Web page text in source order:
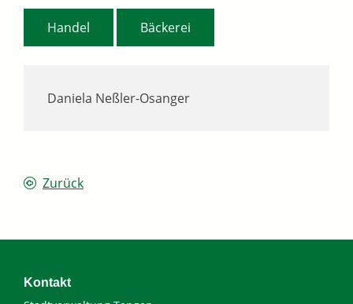
Daniela Neßler-Osanger
Handel Bäckerei
Zurück
Kontakt